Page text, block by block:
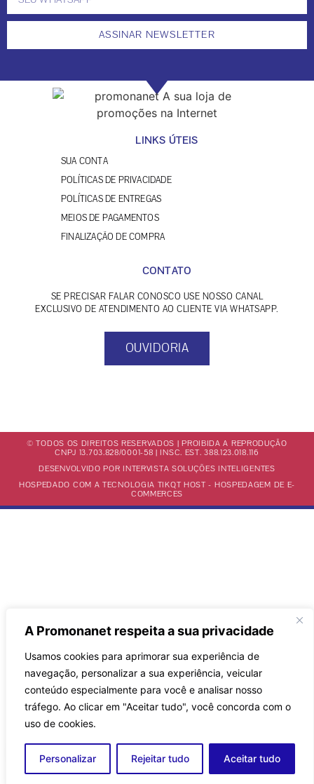
A Promonanet respeita a sua privacidade
Usamos cookies para aprimorar sua experiência de
navegação, personalizar a sua experiência, veicular
conteúdo especialmente para você e analisar nosso
tráfego. Ao clicar em "Aceitar tudo", você concorda com o
uso de cookies.
Personalizar Rejeitar tudo Aceitar tudo
ASSINAR NEWSLETTER
LINKS ÚTEIS
SUA CONTA
POLÍTICAS DE PRIVACIDADE
POLÍTICAS DE ENTREGAS
MEIOS DE PAGAMENTOS
FINALIZAÇÃO DE COMPRA
CONTATO
SE PRECISAR FALAR CONOSCO USE NOSSO CANAL
EXCLUSIVO DE ATENDIMENTO AO CLIENTE VIA WHATSAPP.
OUVIDORIA
© TODOS OS DIREITOS RESERVADOS | PROIBIDA A REPRODUÇÃO
CNPJ 13.703.828/0001-58 | INSC. EST. 388.123.018.116
DESENVOLVIDO POR INTERVISTA SOLUÇÕES INTELIGENTES
HOSPEDADO COM A TECNOLOGIA TIKQT HOST - HOSPEDAGEM DE E-
COMMERCES